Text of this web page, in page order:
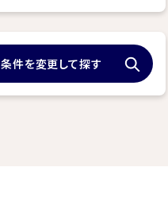
条件を変更して探す